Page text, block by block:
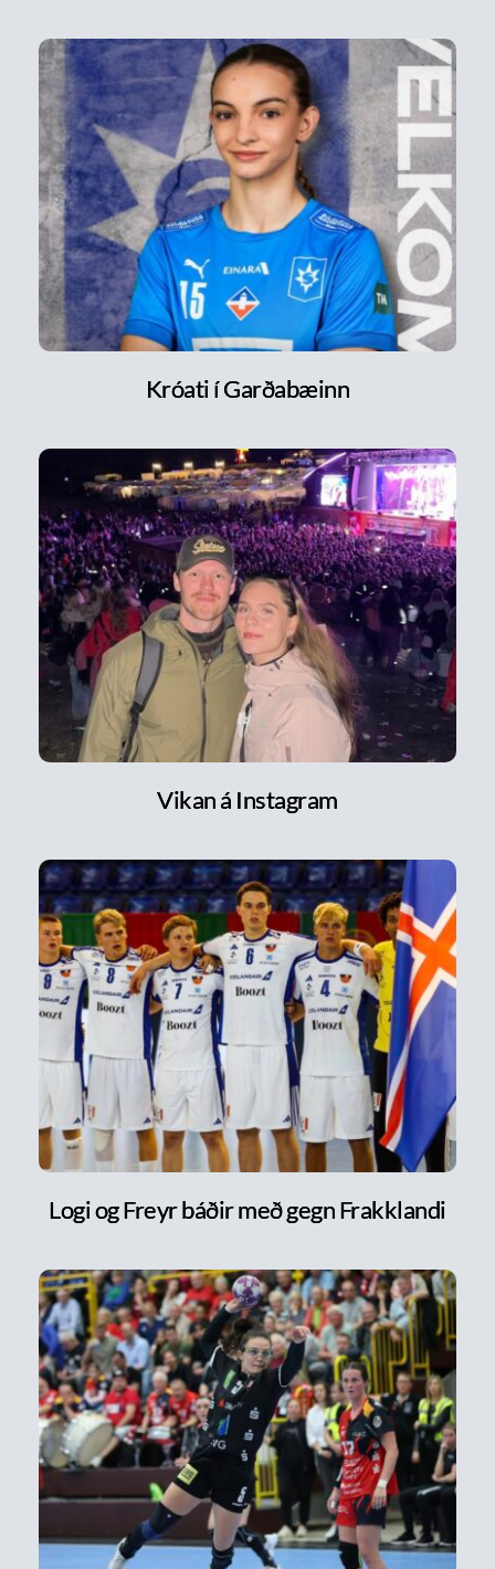
Króati í Garðabæinn
Vikan á Instagram
Logi og Freyr báðir með gegn Frakklandi